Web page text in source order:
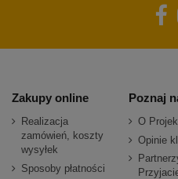
Zakupy online
Realizacja
zamówień, koszty
wysyłek
Sposoby płatności
Poznaj
O
Opinie